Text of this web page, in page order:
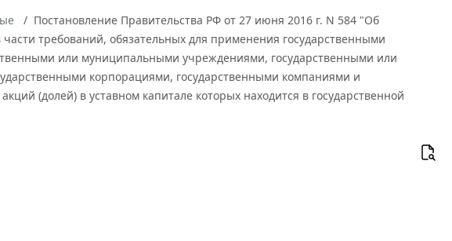
Постановление Правительства РФ от 27 июня 2016 г. N 584 "Об
требований, обязательных для применения государственными
или муниципальными учреждениями, государственными или
корпорациями, государственными компаниями и
(долей) в уставном капитале которых находится в государственной